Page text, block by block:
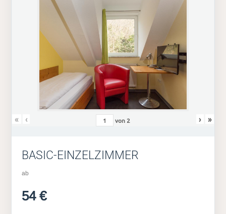
« ‹ von 2 › »
BASIC-EINZELZIMMER
ab
54 €